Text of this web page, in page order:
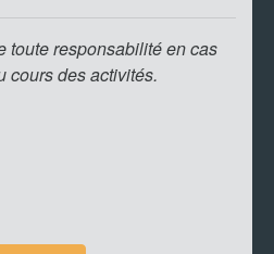
toute responsabilité en cas
cours des activités.